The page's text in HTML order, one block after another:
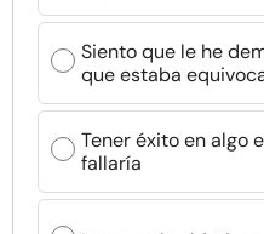
Siento que le he
que estaba
Tener éxito en algo
fallaría